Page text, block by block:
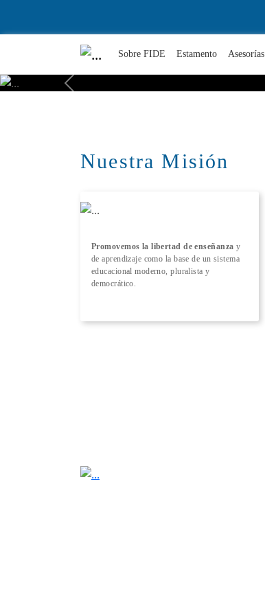
Sobre FIDE Estamento Asesorías
Previous
Nuestra Misión
Promovemos la libertad de enseñanza y
de aprendizaje como la base de un sistema
educacional moderno, pluralista y
democrático.